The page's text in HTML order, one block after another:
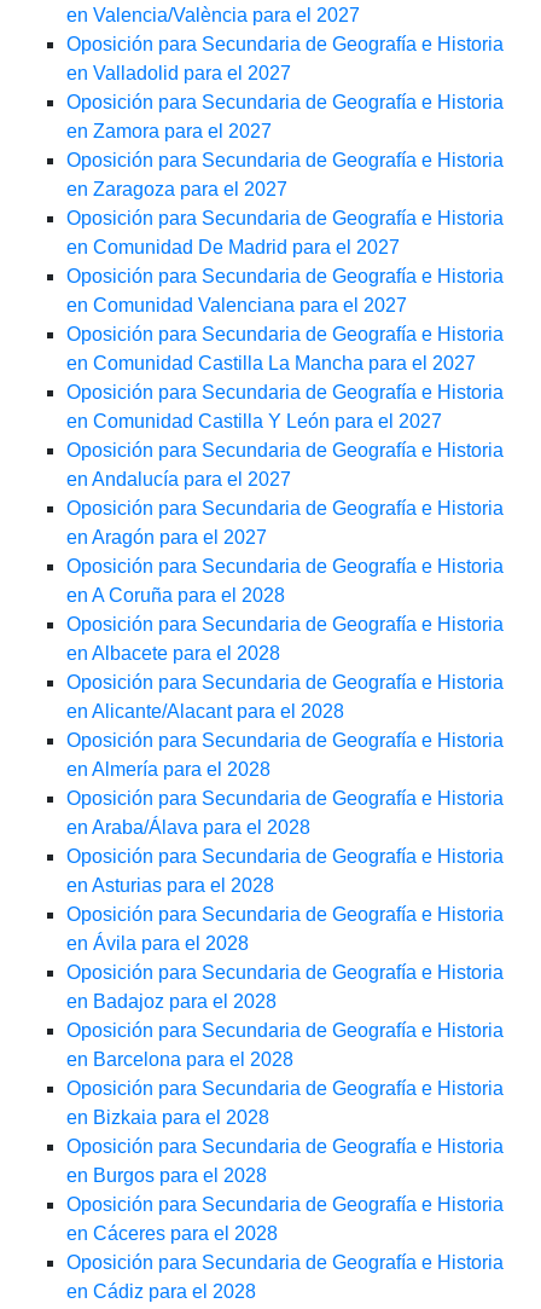
en Valencia/València para el 2027
Oposición para Secundaria de Geografía e Historia
en Valladolid para el 2027
Oposición para Secundaria de Geografía e Historia
en Zamora para el 2027
Oposición para Secundaria de Geografía e Historia
en Zaragoza para el 2027
Oposición para Secundaria de Geografía e Historia
en Comunidad De Madrid para el 2027
Oposición para Secundaria de Geografía e Historia
en Comunidad Valenciana para el 2027
Oposición para Secundaria de Geografía e Historia
en Comunidad Castilla La Mancha para el 2027
Oposición para Secundaria de Geografía e Historia
en Comunidad Castilla Y León para el 2027
Oposición para Secundaria de Geografía e Historia
en Andalucía para el 2027
Oposición para Secundaria de Geografía e Historia
en Aragón para el 2027
Oposición para Secundaria de Geografía e Historia
en A Coruña para el 2028
Oposición para Secundaria de Geografía e Historia
en Albacete para el 2028
Oposición para Secundaria de Geografía e Historia
en Alicante/Alacant para el 2028
Oposición para Secundaria de Geografía e Historia
en Almería para el 2028
Oposición para Secundaria de Geografía e Historia
en Araba/Álava para el 2028
Oposición para Secundaria de Geografía e Historia
en Asturias para el 2028
Oposición para Secundaria de Geografía e Historia
en Ávila para el 2028
Oposición para Secundaria de Geografía e Historia
en Badajoz para el 2028
Oposición para Secundaria de Geografía e Historia
en Barcelona para el 2028
Oposición para Secundaria de Geografía e Historia
en Bizkaia para el 2028
Oposición para Secundaria de Geografía e Historia
en Burgos para el 2028
Oposición para Secundaria de Geografía e Historia
en Cáceres para el 2028
Oposición para Secundaria de Geografía e Historia
en Cádiz para el 2028